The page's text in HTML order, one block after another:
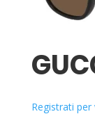
Registrati per